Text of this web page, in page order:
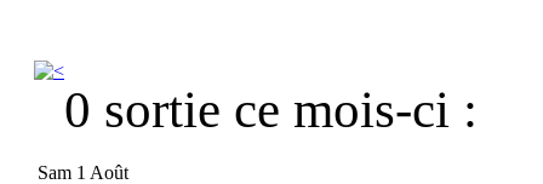
0 sortie ce mois-ci :
Sam 1 Août